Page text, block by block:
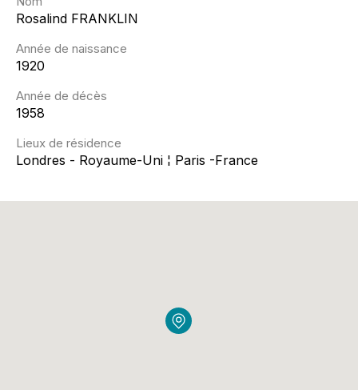
Rosalind FRANKLIN
Année de naissance
1920
Année de décès
1958
Lieux de résidence
Londres - Royaume-Uni ¦ Paris -France